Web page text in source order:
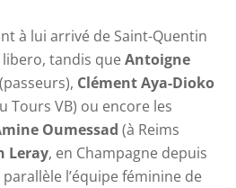
à lui arrivé de Saint-Quentin
tandis queAntoigne
(passeurs), Clément Aya-Dioko
Tours VB) ou encore les
Oumessad (à Reims
Leray, en Champagne depuis
l’équipe féminine de